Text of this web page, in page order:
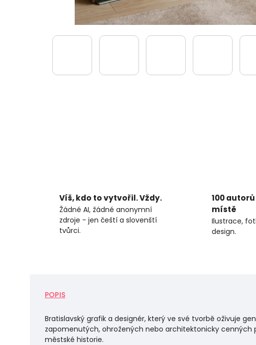
Víš, kdo to vytvořil. Vždy.
Žádné AI, žádné anonymní
zdroje - jen čeští a slovenští
tvůrci.
100
místě
Ilustrace,
design.
POPIS
Bratislavský grafik a designér, který ve své tvorbě oživuje
zapomenutých, ohrožených nebo architektonicky
městské historie.